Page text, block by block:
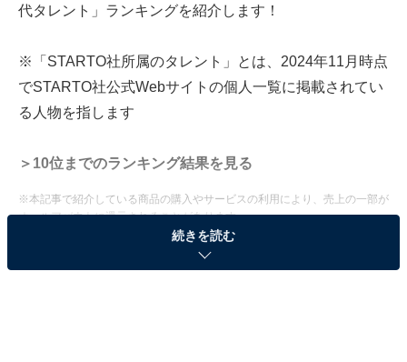
代タレント」ランキングを紹介します！
※「STARTO社所属のタレント」とは、2024年11月時点
でSTARTO社公式Webサイトの個人一覧に掲載されてい
る人物を指します
＞10位までのランキング結果を見る
※本記事で紹介している商品の購入やサービスの利用により、売上の一部が
オールアバウトに還元されることがあります。
2位：井ノ原快彦（20th Century）
続きを読む